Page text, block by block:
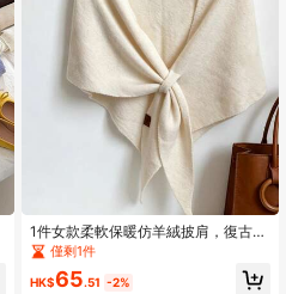
1件女款柔軟保暖仿羊絨披肩，復古
風，蝴蝶結扣設計，適合冬季與正式
場合，婚禮圍巾
僅剩1件
HK$65.51 -2%